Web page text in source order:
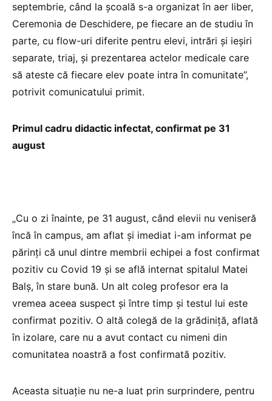
septembrie, când la școală s-a organizat în aer liber,
Ceremonia de Deschidere, pe fiecare an de studiu în
parte, cu flow-uri diferite pentru elevi, intrări și ieșiri
separate, triaj, și prezentarea actelor medicale care
să ateste că fiecare elev poate intra în comunitate”,
potrivit comunicatului primit.
Primul cadru didactic infectat, confirmat pe 31
august
„Cu o zi înainte, pe 31 august, când elevii nu veniseră
încă în campus, am aflat și imediat i-am informat pe
părinți că unul dintre membrii echipei a fost confirmat
pozitiv cu Covid 19 și se află internat spitalul Matei
Balș, în stare bună. Un alt coleg profesor era la
vremea aceea suspect și între timp și testul lui este
confirmat pozitiv. O altă colegă de la grădiniță, aflată
în izolare, care nu a avut contact cu nimeni din
comunitatea noastră a fost confirmată pozitiv.
Aceasta situație nu ne-a luat prin surprindere, pentru